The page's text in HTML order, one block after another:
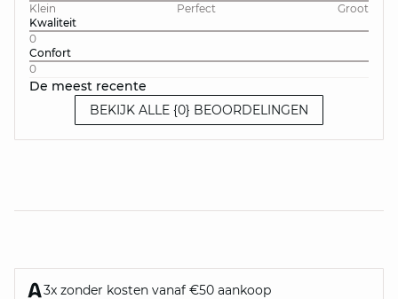
Klein
Perfect
Groot
Kwaliteit
0
Confort
0
De meest recente
BEKIJK ALLE {0} BEOORDELINGEN
3x zonder kosten vanaf €50 aankoop